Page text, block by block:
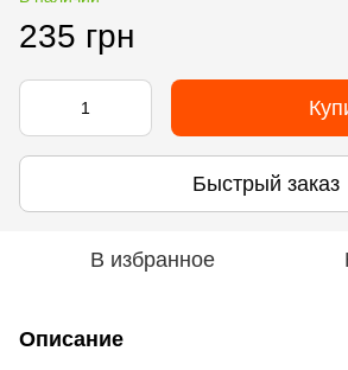
235 грн
Быстрый заказ
В избранное
Описание